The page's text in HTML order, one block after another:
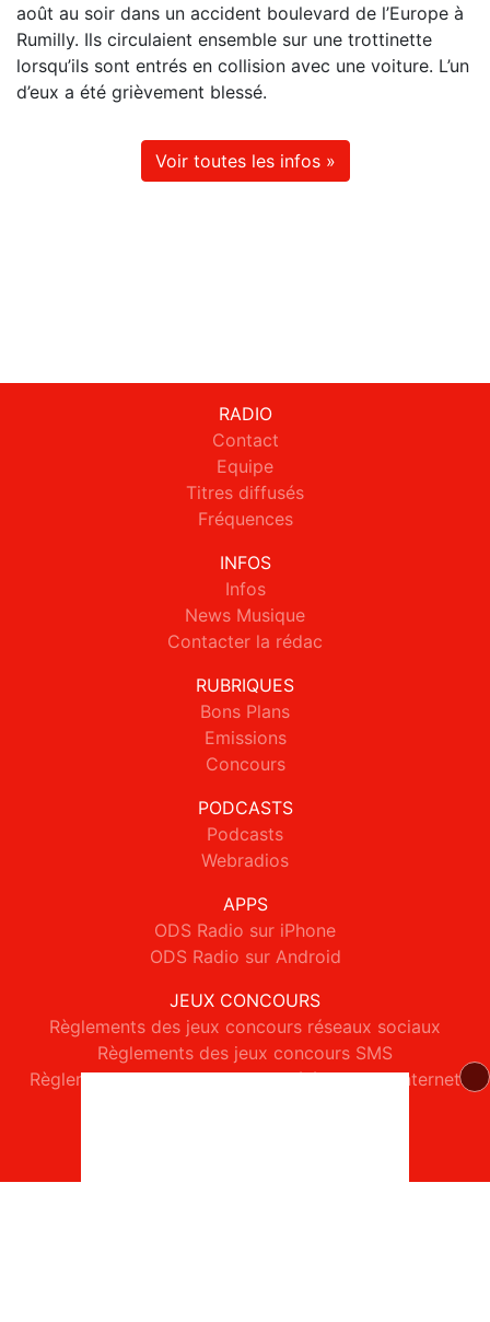
août au soir dans un accident boulevard de l’Europe à
Rumilly. Ils circulaient ensemble sur une trottinette
lorsqu’ils sont entrés en collision avec une voiture. L’un
d’eux a été grièvement blessé.
Voir toutes les infos »
RADIO
Contact
Equipe
Titres diffusés
Fréquences
INFOS
Infos
News Musique
Contacter la rédac
RUBRIQUES
Bons Plans
Emissions
Concours
PODCASTS
Podcasts
Webradios
APPS
ODS Radio sur iPhone
ODS Radio sur Android
JEUX CONCOURS
Règlements des jeux concours réseaux sociaux
Règlements des jeux concours SMS
Règlements des jeux concours téléphone et internet